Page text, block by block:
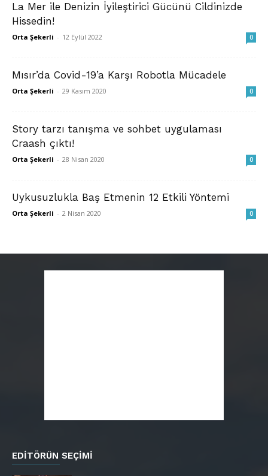
La Mer ile Denizin İyileştirici Gücünü Cildinizde
Hissedin!
Orta Şekerli - 12 Eylül 2022 0
Mısır’da Covid-19’a Karşı Robotla Mücadele
Orta Şekerli - 29 Kasım 2020 0
Story tarzı tanışma ve sohbet uygulaması
Craash çıktı!
Orta Şekerli - 28 Nisan 2020 0
Uykusuzlukla Baş Etmenin 12 Etkili Yöntemi
Orta Şekerli - 2 Nisan 2020 0
EDITÖRÜN SEÇIMI